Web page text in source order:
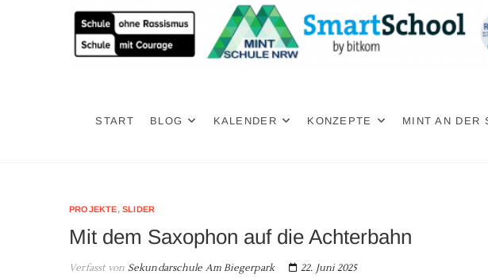
SAB
START BLOG KALENDER KONZEPTE MINT AN DER
PROJEKTE,SLIDER
Mit dem Saxophon auf die Achterbahn
Verfasst von Sekundarschule Am Biegerpark 22. Juni 2025